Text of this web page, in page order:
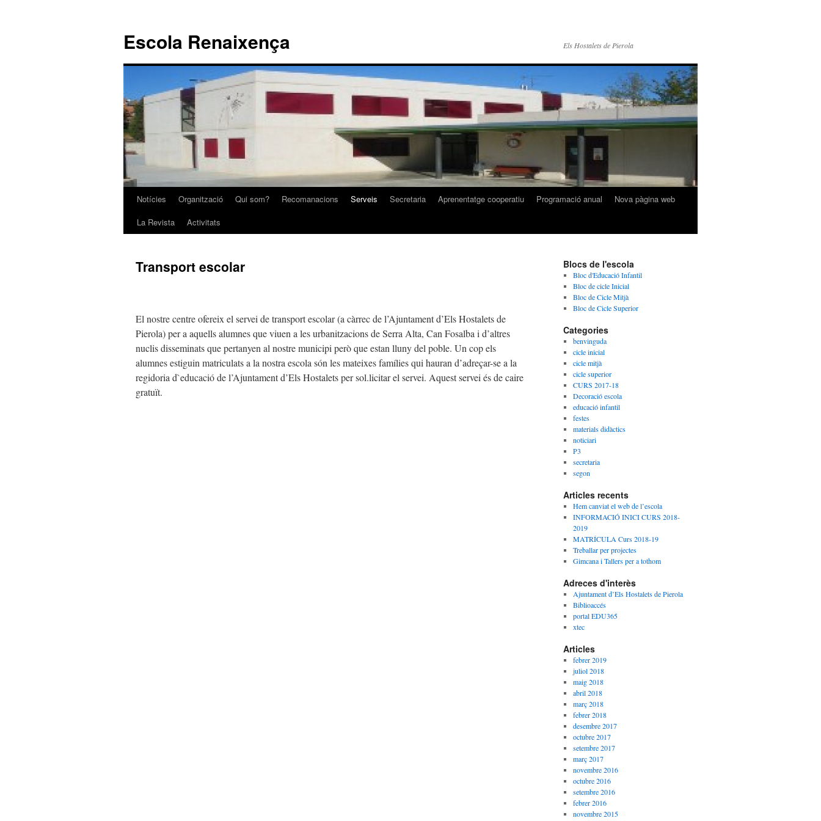
Escola Renaixença Els Hostalets de Pierola
VésNotícies Organització Qui som? Recomanacions Serveis Secretaria Aprenentatge cooperatiu Programació anual
Nova pàgina web
La Revista
Activitats
Transport escolar
El nostre centre ofereix el servei de transport escolar (a càrrec de l’Ajuntament d’Els Hostalets de
Pierola) per a aquells alumnes que viuen a les urbanitzacions de Serra Alta, Can Fosalba i d’altres
nuclis disseminats que pertanyen al nostre municipi però que estan lluny del poble. Un cop els
alumnes estiguin matriculats a la nostra escola són les mateixes famílies qui hauran d’adreçar-se a la
regidoria d`educació de l’Ajuntament d’Els Hostalets per sol.licitar el servei. Aquest servei és de caire
gratuït.
Blocs de l'escola
Bloc d'Educació Infantil
Bloc de cicle Inicial
Bloc de Cicle Mitjà
Bloc de Cicle Superior
Categories
benvinguda
cicle inicial
cicle mitjà
cicle superior
CURS 2017-18
Decoració escola
educació infantil
festes
materials didàctics
noticiari
P3
secretaria
segon
Articles recents
Hem canviat el web de l’escola
INFORMACIÓ INICI CURS 2018-
2019
MATRÍCULA Curs 2018-19
Treballar per projectes
Gimcana i Tallers per a tothom
Adreces d'interès
Ajuntament d’Els Hostalets de Pierola
Biblioaccés
portal EDU365
xtec
Articles
febrer 2019
juliol 2018
maig 2018
abril 2018
març 2018
febrer 2018
desembre 2017
octubre 2017
setembre 2017
març 2017
novembre 2016
octubre 2016
setembre 2016
febrer 2016
novembre 2015